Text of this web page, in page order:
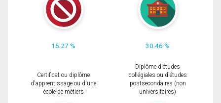
15.27 % 30.46 %
Certificat ou diplôme
d'apprentissage ou d'une
école de métiers
Diplôme d'études
collégiales ou d'études
postsecondaires (non
universitaires)